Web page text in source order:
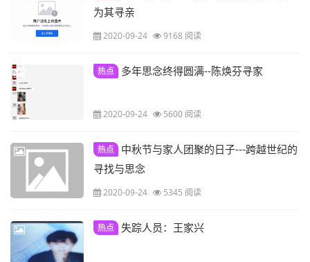
为其寻亲
2020-09-24 9168 阅读
热点 多年思念终得圆满--陈焕芬寻家
2020-09-24 5600 阅读
热点
中秋节与家人团聚的日子---跨越世纪的
寻找与思念
2020-09-24 5345 阅读
热点 失踪人员：王家兴